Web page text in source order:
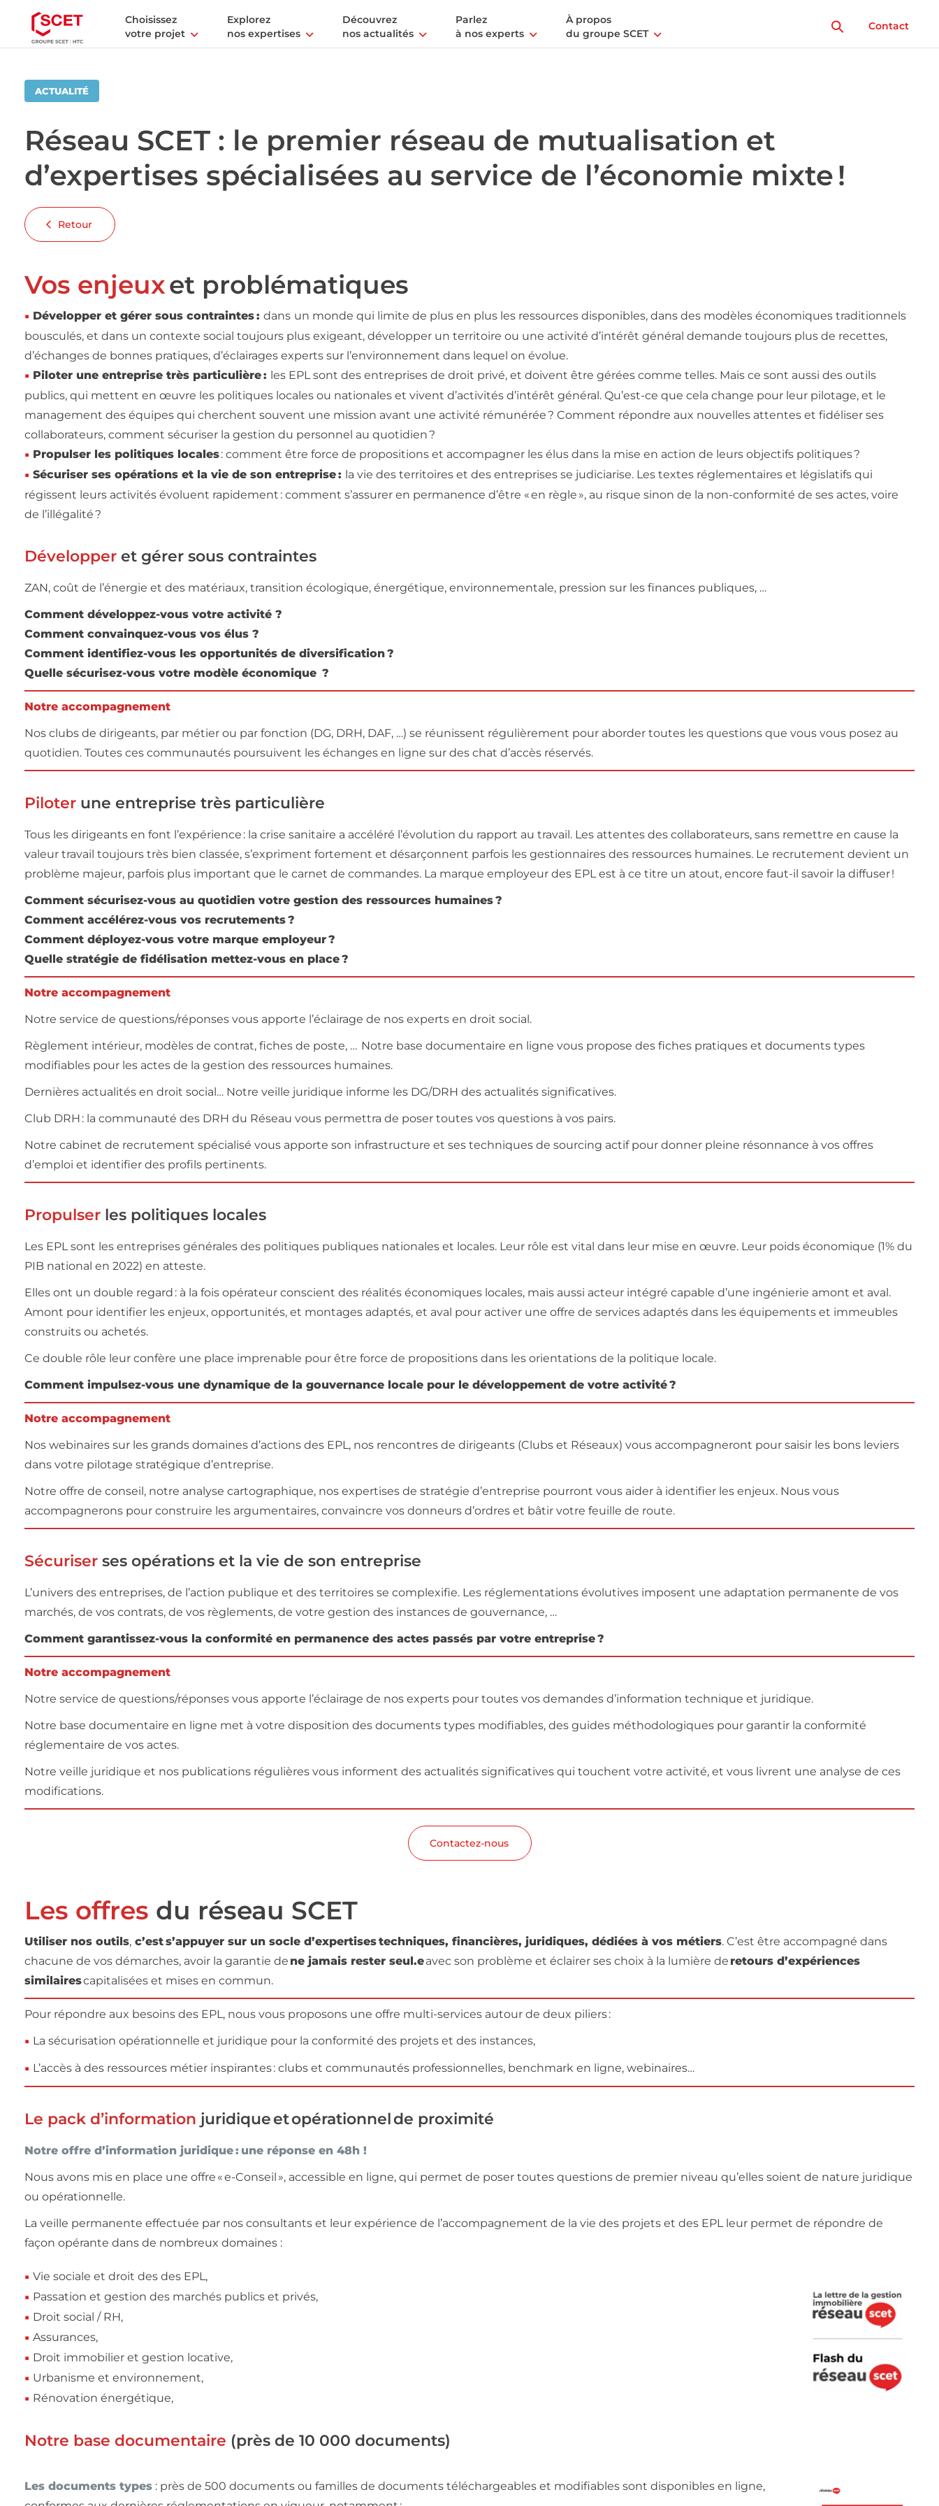
Choisissez
votre projet
Explorez
nos expertises
Découvrez
nos actualités
Parlez
à nos experts
À propos
du groupe SCET
Contact
ACTUALITÉ
Réseau SCET : le premier réseau de mutualisation et
d’expertises spécialisées au service de l’économie mixte !
Retour
Vos enjeuxet problématiques
Développer et gérer sous contraintes : dans un monde qui limite de plus en plus les ressources disponibles, dans des modèles économiques traditionnels
bousculés, et dans un contexte social toujours plus exigeant, développer un territoire ou une activité d’intérêt général demande toujours plus de recettes,
d’échanges de bonnes pratiques, d’éclairages experts sur l’environnement dans lequel on évolue.
Piloter une entreprise très particulière : les EPL sont des entreprises de droit privé, et doivent être gérées comme telles. Mais ce sont aussi des outils
publics, qui mettent en œuvre les politiques locales ou nationales et vivent d’activités d’intérêt général. Qu’est-ce que cela change pour leur pilotage, et le
management des équipes qui cherchent souvent une mission avant une activité rémunérée ? Comment répondre aux nouvelles attentes et fidéliser ses
collaborateurs, comment sécuriser la gestion du personnel au quotidien ?
Propulser les politiques locales: comment être force de propositions et accompagner les élus dans la mise en action de leurs objectifs politiques ?
Sécuriser ses opérations et la vie de son entreprise : la vie des territoires et des entreprises se judiciarise. Les textes réglementaires et législatifs qui
régissent leurs activités évoluent rapidement : comment s’assurer en permanence d’être « en règle », au risque sinon de la non-conformité de ses actes, voire
de l’illégalité ?
Développer et gérer sous contraintes
ZAN, coût de l’énergie et des matériaux, transition écologique, énergétique, environnementale, pression sur les finances publiques, …
Comment développez-vous votre activité ?
Comment convainquez-vous vos élus ?
Comment identifiez-vous les opportunités de diversification ?
Quelle sécurisez-vous votre modèle économique ?
Notre accompagnement
Nos clubs de dirigeants, par métier ou par fonction (DG, DRH, DAF, …) se réunissent régulièrement pour aborder toutes les questions que vous vous posez au
quotidien. Toutes ces communautés poursuivent les échanges en ligne sur des chat d’accès réservés.
Piloter une entreprise très particulière
Tous les dirigeants en font l’expérience : la crise sanitaire a accéléré l’évolution du rapport au travail. Les attentes des collaborateurs, sans remettre en cause la
valeur travail toujours très bien classée, s’expriment fortement et désarçonnent parfois les gestionnaires des ressources humaines. Le recrutement devient un
problème majeur, parfois plus important que le carnet de commandes. La marque employeur des EPL est à ce titre un atout, encore faut-il savoir la diffuser !
Comment sécurisez-vous au quotidien votre gestion des ressources humaines ?
Comment accélérez-vous vos recrutements ?
Comment déployez-vous votre marque employeur ?
Quelle stratégie de fidélisation mettez-vous en place ?
Notre accompagnement
Notre service de questions/réponses vous apporte l’éclairage de nos experts en droit social.
Règlement intérieur, modèles de contrat, fiches de poste, … Notre base documentaire en ligne vous propose des fiches pratiques et documents types
modifiables pour les actes de la gestion des ressources humaines.
Dernières actualités en droit social… Notre veille juridique informe les DG/DRH des actualités significatives.
Club DRH : la communauté des DRH du Réseau vous permettra de poser toutes vos questions à vos pairs.
Notre cabinet de recrutement spécialisé vous apporte son infrastructure et ses techniques de sourcing actif pour donner pleine résonnance à vos offres
d’emploi et identifier des profils pertinents.
Propulser les politiques locales
Les EPL sont les entreprises générales des politiques publiques nationales et locales. Leur rôle est vital dans leur mise en œuvre. Leur poids économique (1% du
PIB national en 2022) en atteste.
Elles ont un double regard : à la fois opérateur conscient des réalités économiques locales, mais aussi acteur intégré capable d’une ingénierie amont et aval.
Amont pour identifier les enjeux, opportunités, et montages adaptés, et aval pour activer une offre de services adaptés dans les équipements et immeubles
construits ou achetés.
Ce double rôle leur confère une place imprenable pour être force de propositions dans les orientations de la politique locale.
Comment impulsez-vous une dynamique de la gouvernance locale pour le développement de votre activité ?
Notre accompagnement
Nos webinaires sur les grands domaines d’actions des EPL, nos rencontres de dirigeants (Clubs et Réseaux) vous accompagneront pour saisir les bons leviers
dans votre pilotage stratégique d’entreprise.
Notre offre de conseil, notre analyse cartographique, nos expertises de stratégie d’entreprise pourront vous aider à identifier les enjeux. Nous vous
accompagnerons pour construire les argumentaires, convaincre vos donneurs d’ordres et bâtir votre feuille de route.
Sécuriser ses opérations et la vie de son entreprise
L’univers des entreprises, de l’action publique et des territoires se complexifie. Les réglementations évolutives imposent une adaptation permanente de vos
marchés, de vos contrats, de vos règlements, de votre gestion des instances de gouvernance, …
Comment garantissez-vous la conformité en permanence des actes passés par votre entreprise ?
Notre accompagnement
Notre service de questions/réponses vous apporte l’éclairage de nos experts pour toutes vos demandes d’information technique et juridique.
Notre base documentaire en ligne met à votre disposition des documents types modifiables, des guides méthodologiques pour garantir la conformité
réglementaire de vos actes.
Notre veille juridique et nos publications régulières vous informent des actualités significatives qui touchent votre activité, et vous livrent une analyse de ces
modifications.
Contactez-nous
Les offres du réseau SCET
Utiliser nos outils, c’est s’appuyer sur un socle d’expertises techniques, financières, juridiques, dédiées à vos métiers. C’est être accompagné dans
chacune de vos démarches, avoir la garantie de ne jamais rester seul.eavec son problème et éclairer ses choix à la lumière de retours d’expériences
similairescapitalisées et mises en commun.
Pour répondre aux besoins des EPL, nous vous proposons une offre multi-services autour de deux piliers :
La sécurisation opérationnelle et juridique pour la conformité des projets et des instances,
L’accès à des ressources métier inspirantes : clubs et communautés professionnelles, benchmark en ligne, webinaires…
Le pack d’information juridique et opérationnel de proximité
Notre offre d’information juridique : une réponse en 48h !
Nous avons mis en place une offre « e-Conseil », accessible en ligne, qui permet de poser toutes questions de premier niveau qu’elles soient de nature juridique
ou opérationnelle.
La veille permanente effectuée par nos consultants et leur expérience de l’accompagnement de la vie des projets et des EPL leur permet de répondre de
façon opérante dans de nombreux domaines :
Vie sociale et droit des des EPL,
Passation et gestion des marchés publics et privés,
Droit social / RH,
Assurances,
Droit immobilier et gestion locative,
Urbanisme et environnement,
Rénovation énergétique,
Notre base documentaire (près de 10 000 documents)
Les documents types : près de 500 documents ou familles de documents téléchargeables et modifiables sont disponibles en ligne,